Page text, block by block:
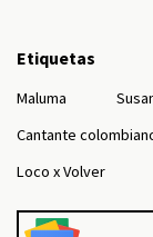
Etiquetas
Maluma
Cantante
Loco x Volver